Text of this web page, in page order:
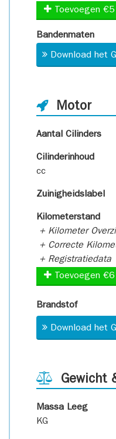
Toevoegen €5
Bandenmaten
Download het
Motor
Aantal Cilinders
Cilinderinhoud
cc
Zuinigheidslabel
Kilometerstand
+ Kilometer
+ Correcte
+ Registratiedata
Toevoegen €6
Brandstof
Download het
Gewicht
Massa Leeg
KG